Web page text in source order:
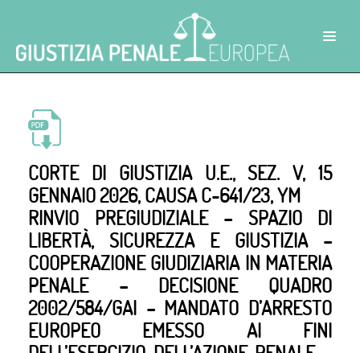
CORTE DI GIUSTIZIA U.E., SEZ. V, 15
GENNAIO 2026, CAUSA C-641/23, YM
RINVIO PREGIUDIZIALE – SPAZIO DI
LIBERTÀ, SICUREZZA E GIUSTIZIA –
COOPERAZIONE GIUDIZIARIA IN MATERIA
PENALE – DECISIONE QUADRO
2002/584/GAI – MANDATO D’ARRESTO
EUROPEO EMESSO AI FINI